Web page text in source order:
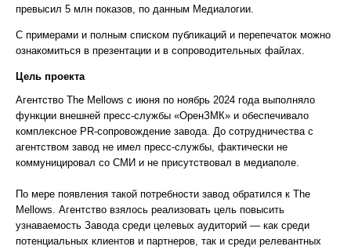
превысил 5 млн показов, по данным Медиалогии.
С примерами и полным списком публикаций и перепечаток можно
ознакомиться в презентации и в сопроводительных файлах.
Цель проекта
Агентство The Mellows с июня по ноябрь 2024 года выполняло
функции внешней пресс-службы «ОренЗМК» и обеспечивало
комплексное PR-сопровождение завода. До сотрудничества с
агентством завод не имел пресс-службы, фактически не
коммуницировал со СМИ и не присутствовал в медиаполе.
По мере появления такой потребности завод обратился к The
Mellows. Агентство взялось реализовать цель повысить
узнаваемость Завода среди целевых аудиторий — как среди
потенциальных клиентов и партнеров, так и среди релевантных